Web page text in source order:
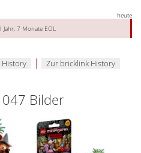
heute
Jahr, 7 Monate EOL
History | Zur bricklink History
Bilder